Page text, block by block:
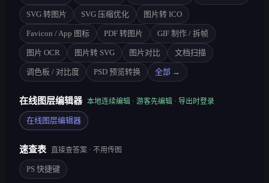
SVG 转图片 SVG 压缩优化 图片转 ICO
Favicon / App 图标 PDF 转图片 GIF 制作 / 拆帧
图片 OCR 图片转 SVG 图片对比 文档扫描
调色板 / 对比度 PSD 预览转换 全部 →
在线图层编辑器 本地连续编辑 · 游客先编辑 · 导出时登录
在线图层编辑器
速查表 直接查答案 · 不用传图
PS 快捷键